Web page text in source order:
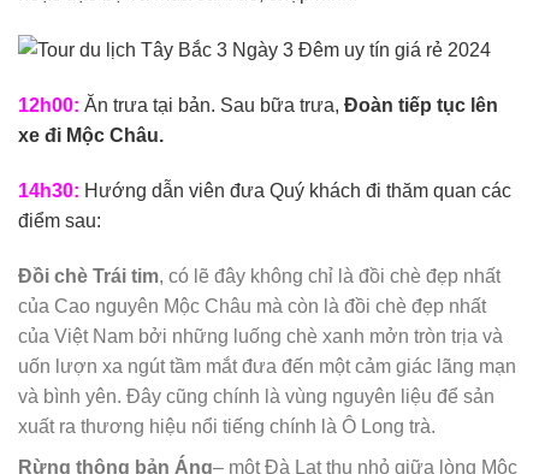
12h00: Ăn trưa tại bản. Sau bữa trưa, Đoàn tiếp tục lên
xe đi Mộc Châu.
14h30: Hướng dẫn viên đưa Quý khách đi thăm quan các
điểm sau:
Đồi chè Trái tim, có lẽ đây không chỉ là đồi chè đẹp nhất
của Cao nguyên Mộc Châu mà còn là đồi chè đẹp nhất
của Việt Nam bởi những luống chè xanh mởn tròn trịa và
uốn lượn xa ngút tầm mắt đưa đến một cảm giác lãng mạn
và bình yên. Đây cũng chính là vùng nguyên liệu để sản
xuất ra thương hiệu nổi tiếng chính là Ô Long trà.
Rừng thông bản Áng– một Đà Lạt thu nhỏ giữa lòng Mộc